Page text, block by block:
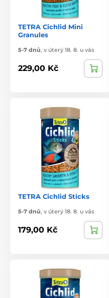
TETRA Cichlid Mini
Granules
5-7 dnů, v úterý 18. 8. u vás
229,00 Kč
TETRA Cichlid Sticks
5-7 dnů, v úterý 18. 8. u vás
179,00 Kč